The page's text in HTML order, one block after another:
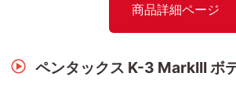
商品詳細ページ
ペンタックス K-3 MarkIII ボ